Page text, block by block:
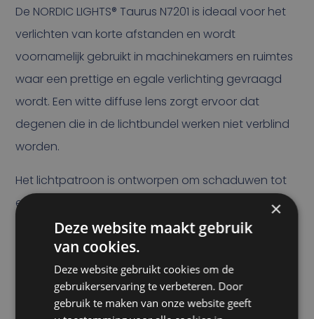
De NORDIC LIGHTS® Taurus N7201 is ideaal voor het
verlichten van korte afstanden en wordt
voornamelijk gebruikt in machinekamers en ruimtes
waar een prettige en egale verlichting gevraagd
wordt. Een witte diffuse lens zorgt ervoor dat
degenen die in de lichtbundel werken niet verblind
worden.
Het lichtpatroon is ontworpen om schaduwen tot
een minimum te beperken. De Taurus N7201 heeft
maar liefst 54 LED's en een lichtopbrengst van 1950
Verkrijgbaar met stroomaansluiting rechts of links.
×
Deze website maakt gebruik
van cookies.
Deze website gebruikt cookies om de
gebruikerservaring te verbeteren. Door
gebruik te maken van onze website geeft